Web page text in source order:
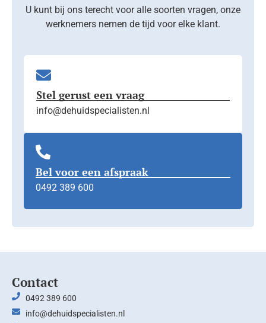
U kunt bij ons terecht voor alle soorten vragen, onze
werknemers nemen de tijd voor elke klant.
Stel gerust een vraag
info@dehuidspecialisten.nl
Bel voor een afspraak
0492 389 600
Contact
0492 389 600
info@dehuidspecialisten.nl